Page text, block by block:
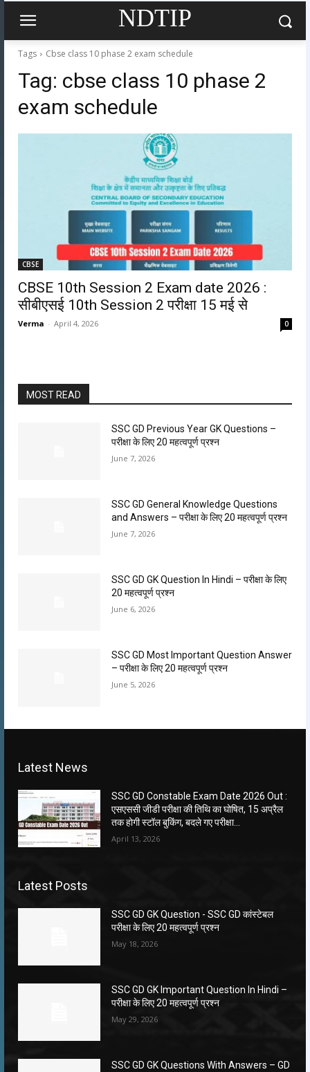
NDTIP
Tags Cbse class 10 phase 2 exam schedule
Tag: cbse class 10 phase 2
exam schedule
CBSE
CBSE 10th Session 2 Exam date 2026 :
सीबीएसई 10th Session 2 परीक्षा 15 मई से
Verma - April 4, 2026 0
MOST READ
SSC GD Previous Year GK Questions –
परीक्षा के लिए 20 महत्वपूर्ण प्रश्न
June 7, 2026
SSC GD General Knowledge Questions
and Answers – परीक्षा के लिए 20 महत्वपूर्ण प्रश्न
June 7, 2026
SSC GD GK Question In Hindi​ – परीक्षा के लिए
20 महत्वपूर्ण प्रश्न
June 6, 2026
SSC GD Most Important Question Answer
– परीक्षा के लिए 20 महत्वपूर्ण प्रश्न
June 5, 2026
Latest News
SSC GD Constable Exam Date 2026 Out :
एसएससी जीडी परीक्षा की तिथि का घोषित, 15 अप्रैल
तक होगी स्टॉल बुकिंग, बदले गए परीक्षा...
April 13, 2026
Latest Posts
SSC GD GK Question ​- SSC GD कांस्टेबल
परीक्षा के लिए 20 महत्वपूर्ण प्रश्न
May 18, 2026
SSC GD GK Important Question In Hindi –
परीक्षा के लिए 20 महत्वपूर्ण प्रश्न
May 29, 2026
SSC GD GK Questions With Answers – GD